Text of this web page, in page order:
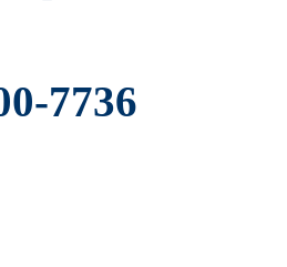
7736